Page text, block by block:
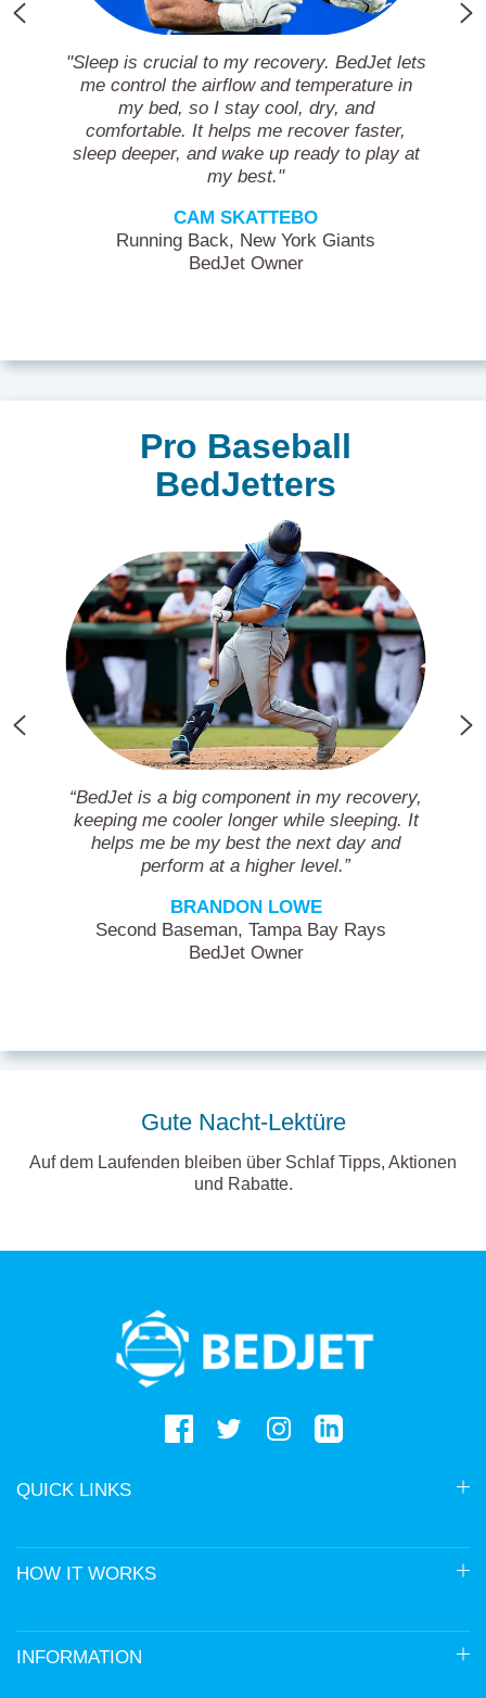
"Sleep is crucial to my recovery. BedJet lets
me control the airflow and temperature in
my bed, so I stay cool, dry, and
comfortable. It helps me recover faster,
sleep deeper, and wake up ready to play at
my best."
CAM SKATTEBO
Running Back, New York Giants
BedJet Owner
Pro Baseball
BedJetters
“BedJet is a big component in my recovery,
keeping me cooler longer while sleeping. It
helps me be my best the next day and
perform at a higher level.”
BRANDON LOWE
Second Baseman, Tampa Bay Rays
BedJet Owner
Gute Nacht-Lektüre
Auf dem Laufenden bleiben über Schlaf Tipps, Aktionen
und Rabatte.
QUICK LINKS
HOW IT WORKS
INFORMATION